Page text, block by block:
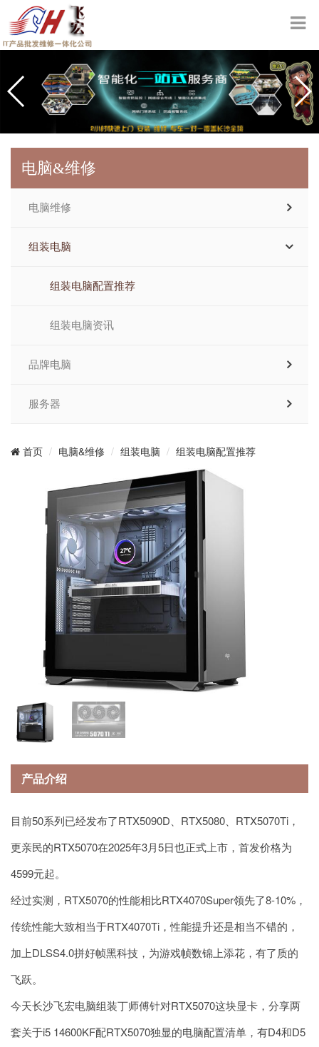
电脑&维修
电脑维修
组装电脑
组装电脑配置推荐
组装电脑资讯
品牌电脑
服务器
首页 电脑&维修 组装电脑 组装电脑配置推荐
产品介绍
目前50系列已经发布了RTX5090D、RTX5080、RTX5070Ti，
更亲民的RTX5070在2025年3月5日也正式上市，首发价格为
4599元起。
经过实测，RTX5070的性能相比RTX4070Super领先了8-10%，
传统性能大致相当于RTX4070Ti，性能提升还是相当不错的，
加上DLSS4.0拼好帧黑科技，为游戏帧数锦上添花，有了质的
飞跃。
今天长沙飞宏电脑组装丁师傅针对RTX5070这块显卡，分享两
套关于i5 14600KF配RTX5070独显的电脑配置清单，有D4和D5